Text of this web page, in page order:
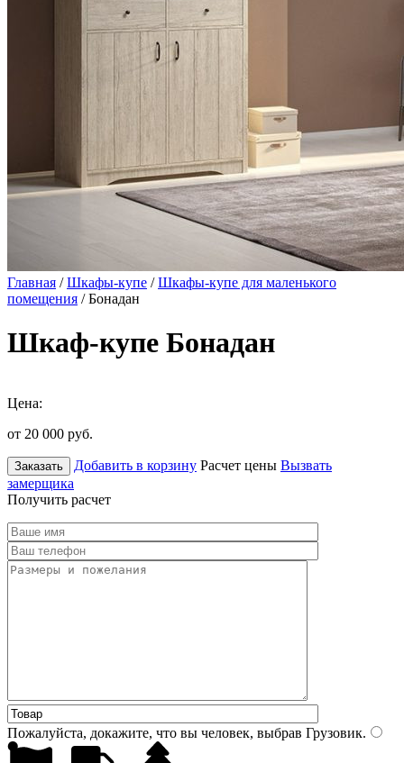
Главная /Шкафы-купе /Шкафы-купе для маленького
помещения / Бонадан
Шкаф-купе Бонадан
Цена:
от 20 000 руб.
Заказать Добавить в корзину Расчет цены Вызвать
замерщика
Получить расчет
Пожалуйста, докажите, что вы человек, выбрав Грузовик.